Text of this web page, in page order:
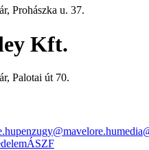
Prohászka u. 37.
Kft.
Palotai út 70.
penzugy@mavelore.hu
ÁSZF